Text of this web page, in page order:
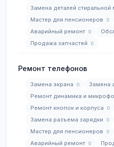
Замена деталей
Мастер для пенсионеров 0
Аварийный ремонт 0
Продажа запчастей 0
Ремонт телефонов
Замена экрана 0 Замена
Ремонт динамика и
Ремонт кнопок и корпуса 0
Замена разъема зарядки 0
Мастер для пенсионеров 0
Аварийный ремонт 0